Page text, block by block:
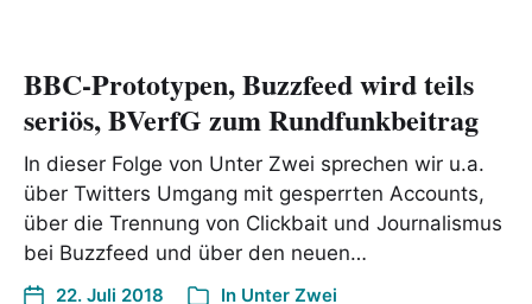
BBC-Prototypen, Buzzfeed wird teils
seriös, BVerfG zum Rundfunkbeitrag
In dieser Folge von Unter Zwei sprechen wir u.a.
über Twitters Umgang mit gesperrten Accounts,
über die Trennung von Clickbait und Journalismus
bei Buzzfeed und über den neuen…
22. Juli 2018 In Unter Zwei